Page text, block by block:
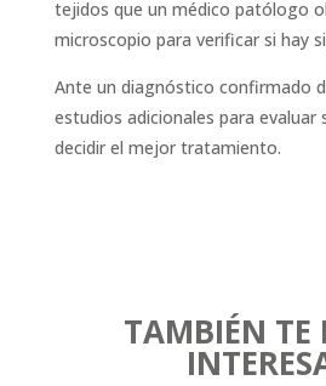
tejidos que un médico patólogo
microscopio para verificar si hay
Ante un diagnóstico confirmado
estudios adicionales para evaluar
decidir el mejor tratamiento.
TAMBIÉN TE